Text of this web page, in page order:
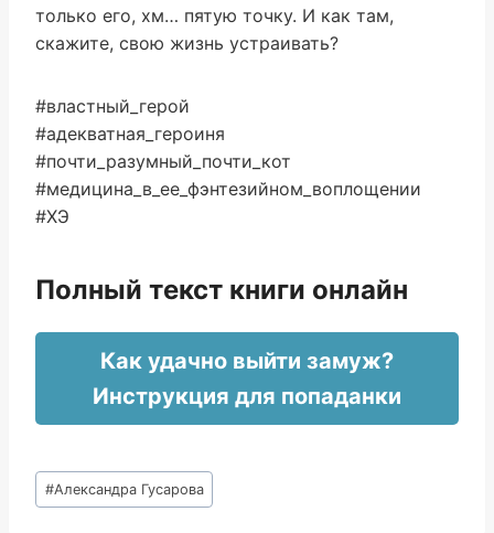
только его, хм… пятую точку. И как там,
скажите, свою жизнь устраивать?
#властный_герой
#адекватная_героиня
#почти_разумный_почти_кот
#медицина_в_ее_фэнтезийном_воплощении
#ХЭ
Полный текст книги онлайн
Как удачно выйти замуж?
Инструкция для попаданки
Метки
записи:
#Александра Гусарова